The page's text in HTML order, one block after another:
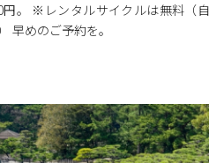
円。 ※レンタルサイクルは無料（
） 早めのご予約を。